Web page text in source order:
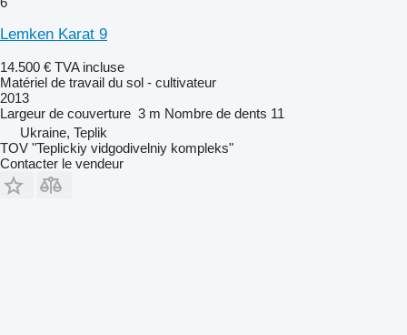
Lemken Karat 9
14.500 € TVA incluse
Matériel de travail du sol - cultivateur
2013
Largeur de couverture 3 m Nombre de dents 11
Ukraine, Teplik
TOV "Teplickiy vidgodivelniy kompleks"
Contacter le vendeur